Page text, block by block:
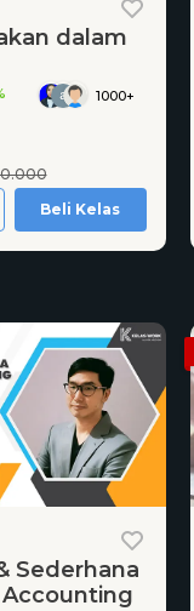
dalam
1000+
Beli Kelas
Sederhana
Accounting